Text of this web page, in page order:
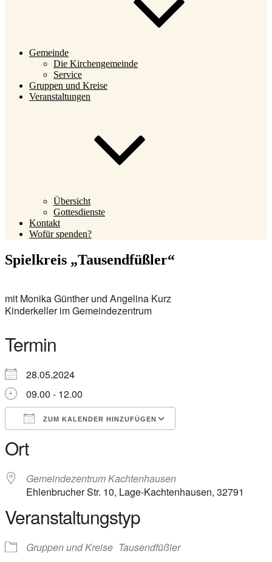
Gemeinde
Die Kirchengemeinde
Service
Gruppen und Kreise
Veranstaltungen
Übersicht
Gottesdienste
Kontakt
Wofür spenden?
Spielkreis „Tausendfüßler“
mit Monika Günther und Angelina Kurz
Kinderkeller im Gemeindezentrum
Termin
28.05.2024
09.00 - 12.00
ZUM KALENDER HINZUFÜGEN
ICS herunterladen
Ort
Gemeindezentrum Kachtenhausen
Ehlenbrucher Str. 10, Lage-Kachtenhausen, 32791
Veranstaltungstyp
Gruppen und Kreise Tausendfüßler